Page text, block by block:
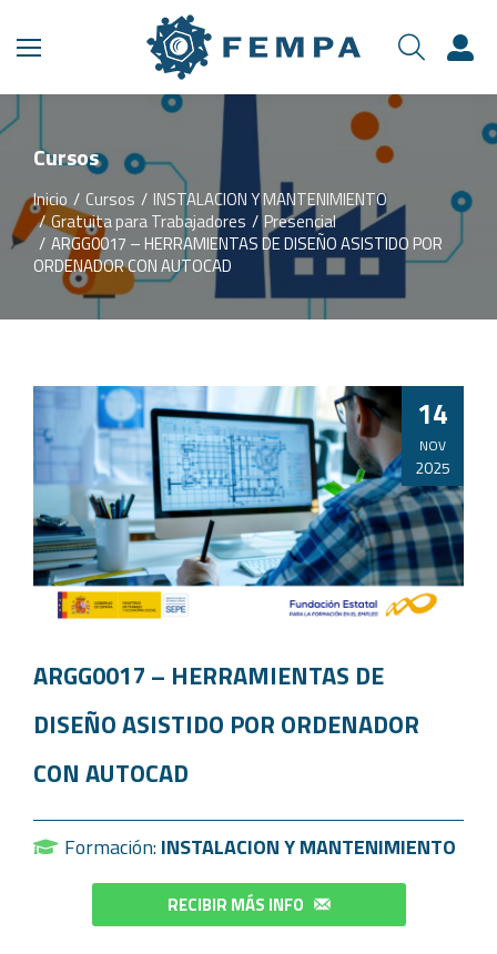
Cursos
Estás aquí:
Inicio Cursos
INSTALACION Y MANTENIMIENTO
Gratuita para Trabajadores
Presencial
ARGG0017 – HERRAMIENTAS DE DISEÑO ASISTIDO POR
ORDENADOR CON AUTOCAD
NOV
14
2025
ARGG0017 – HERRAMIENTAS DE
DISEÑO ASISTIDO POR ORDENADOR
CON AUTOCAD
Formación:INSTALACION Y MANTENIMIENTO
RECIBIR MÁS INFO